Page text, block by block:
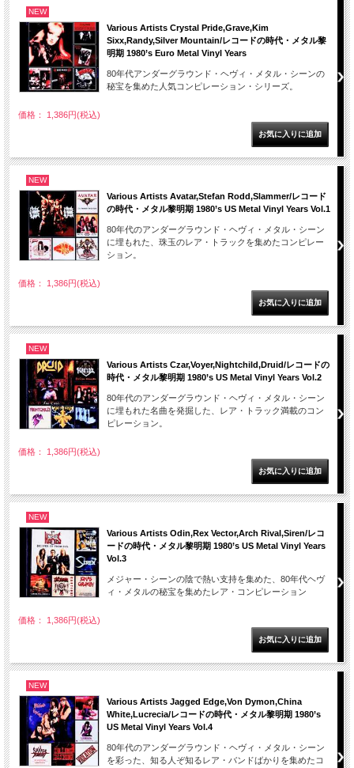
NEW
Various Artists Crystal Pride,Grave,Kim
Sixx,Randy,Silver Mountain/レコードの時代・メタル黎
明期 1980’s Euro Metal Vinyl Years
80年代アンダーグラウンド・ヘヴィ・メタル・シーンの
秘宝を集めた人気コンピレーション・シリーズ。
価格： 1,386円(税込)
NEW
Various Artists Avatar,Stefan Rodd,Slammer/レコード
の時代・メタル黎明期 1980’s US Metal Vinyl Years Vol.1
80年代のアンダーグラウンド・ヘヴィ・メタル・シーン
に埋もれた、珠玉のレア・トラックを集めたコンピレー
ション。
価格： 1,386円(税込)
NEW
Various Artists Czar,Voyer,Nightchild,Druid/レコードの
時代・メタル黎明期 1980’s US Metal Vinyl Years Vol.2
80年代のアンダーグラウンド・ヘヴィ・メタル・シーン
に埋もれた名曲を発掘した、レア・トラック満載のコン
ピレーション。
価格： 1,386円(税込)
NEW
Various Artists Odin,Rex Vector,Arch Rival,Siren/レコ
ードの時代・メタル黎明期 1980’s US Metal Vinyl Years
Vol.3
メジャー・シーンの陰で熱い支持を集めた、80年代ヘヴ
ィ・メタルの秘宝を集めたレア・コンピレーション
価格： 1,386円(税込)
NEW
Various Artists Jagged Edge,Von Dymon,China
White,Lucrecia/レコードの時代・メタル黎明期 1980’s
US Metal Vinyl Years Vol.4
80年代のアンダーグラウンド・ヘヴィ・メタル・シーン
を彩った、知る人ぞ知るレア・バンドばかりを集めたコ